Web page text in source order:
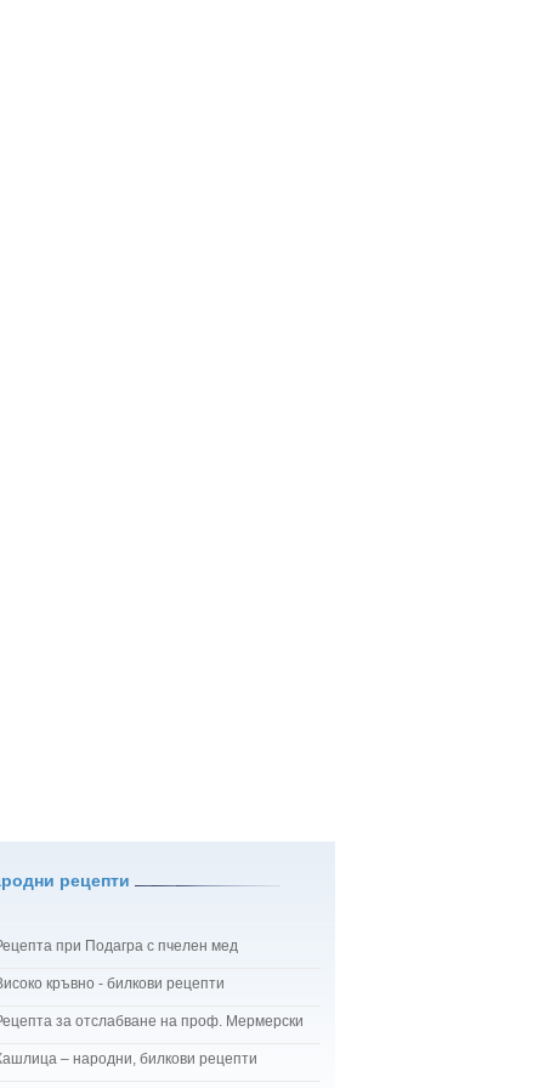
рецепти
при Подагра с пчелен мед
кръвно - билкови рецепти
за отслабване на проф. Мермерски
– народни, билкови рецепти